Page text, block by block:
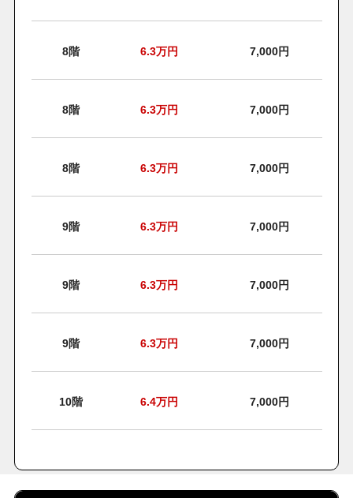
8階 6.3万円 7,000円
8階 6.3万円 7,000円
8階 6.3万円 7,000円
9階 6.3万円 7,000円
9階 6.3万円 7,000円
9階 6.3万円 7,000円
10階 6.4万円 7,000円